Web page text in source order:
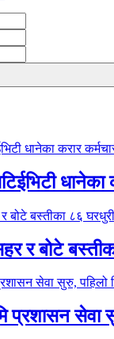
धानेका
र बोटे
प्रशासन सेवा